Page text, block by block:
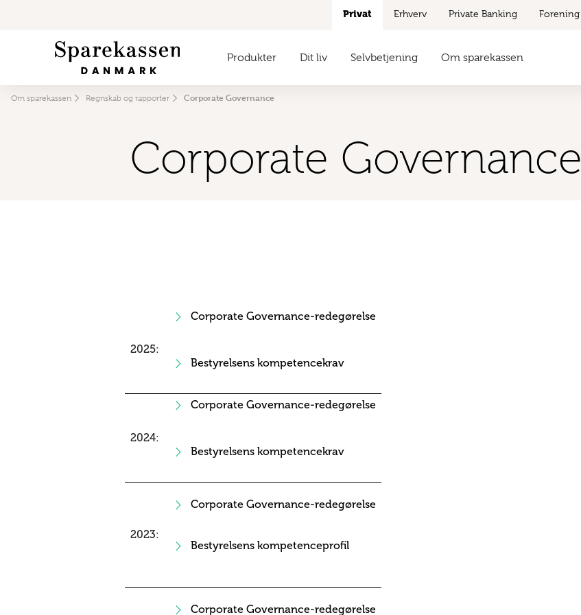
Om sparekassen Regnskab og rapporter Corporate Governance
Privat Erhverv Private Banking Forening
Produkter Dit liv Selvbetjening Om sparekassen
Corporate Governance
2025:
Corporate Governance-redegørelse
Bestyrelsens kompetencekrav
2024:
Corporate Governance-redegørelse
Bestyrelsens kompetencekrav
2023:
Corporate Governance-redegørelse
Bestyrelsens kompetenceprofil
Corporate Governance-redegørelse